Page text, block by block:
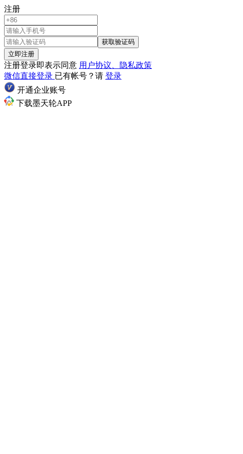
注册
获取验证码
立即注册
注册登录即表示同意 用户协议、隐私政策
微信直接登录 已有帐号？请 登录
开通企业账号
下载墨天轮APP